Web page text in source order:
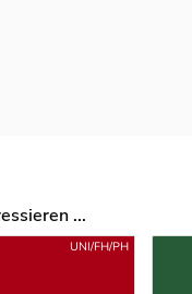
...
UNI/FH/PH